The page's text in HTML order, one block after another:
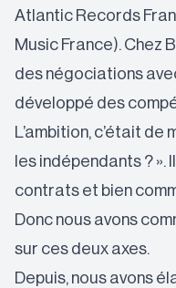
Atlantic Records
Music France). Chez
des négociations
développé des
L’ambition, c’était de
les indépendants ?
contrats et bien
Donc nous avons
sur ces deux axes.
Depuis, nous avons